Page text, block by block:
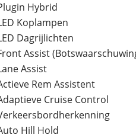
Hybrid
Koplampen
Dagrijlichten
Assist
Assist
Rem Assistent
Cruise Control
Hill Hold